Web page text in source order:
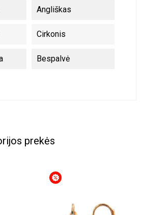
Angliškas
Cirkonis
Bespalvė
prekės